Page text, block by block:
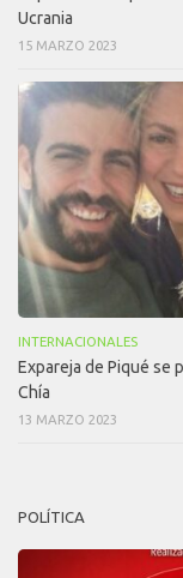
Ucrania
15 MARZO 2023
INTERNACIONALES
Expareja de Piqué se
Chía
13 MARZO 2023
POLÍTICA